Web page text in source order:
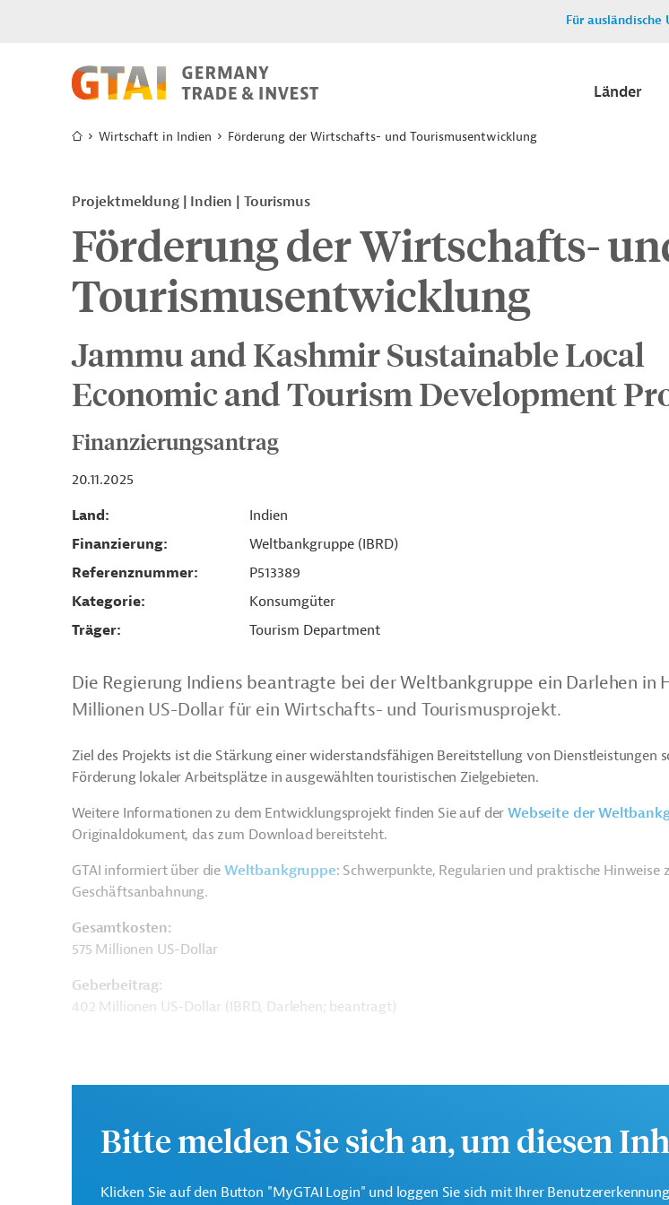
Für ausländische
Länder
Wirtschaft in Indien Förderung der Wirtschafts- und Tourismusentwicklung
Projektmeldung Indien Tourismus
Förderung der Wirtschafts-
Tourismusentwicklung
Jammu and Kashmir Sustainable Local
Economic and Tourism Development
Finanzierungsantrag
20.11.2025
Land
Indien
Finanzierung
Weltbankgruppe (IBRD)
Referenznummer
P513389
Kategorie
Konsumgüter
Träger
Tourism Department
Die Regierung Indiens beantragte bei der Weltbankgruppe ein Darlehen in
Millionen US-Dollar für ein Wirtschafts- und Tourismusprojekt.
Ziel des Projekts ist die Stärkung einer widerstandsfähigen Bereitstellung von Dienstleistungen
Förderung lokaler Arbeitsplätze in ausgewählten touristischen Zielgebieten.
Weitere Informationen zu dem Entwicklungsprojekt finden Sie auf derWebseite der
Originaldokument, das zum Download bereitsteht.
GTAI informiert über die Weltbankgruppe: Schwerpunkte, Regularien und praktische Hinweise
Geschäftsanbahnung.
Gesamtkosten:
575 Millionen US-Dollar
Geberbeitrag:
402 Millionen US-Dollar (IBRD, Darlehen; beantragt)
Kontaktadressen
Die Weltbankgruppe ist eine der weltweit größten multilateralen
Bitte melden Sie sich an, um diesen
Klicken Sie auf den Button "MyGTAI Login" und loggen Sie sich mit Ihrer